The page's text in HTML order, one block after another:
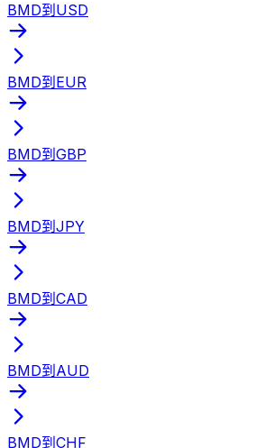
BMD到USD
BMD到EUR
BMD到GBP
BMD到JPY
BMD到CAD
BMD到AUD
BMD到CHF